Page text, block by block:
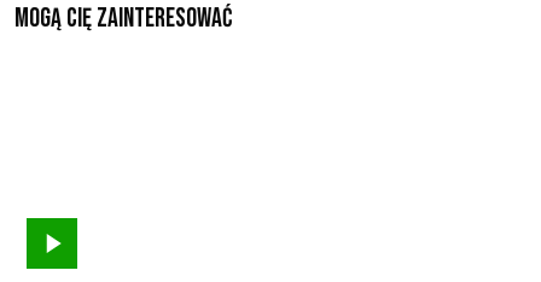
Mogą Cię zainteresować